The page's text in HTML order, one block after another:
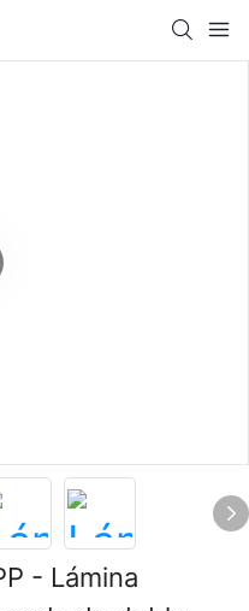
- Lámina